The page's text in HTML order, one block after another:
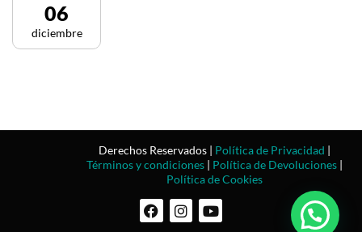
06
diciembre
Derechos Reservados | Política de Privacidad |
Términos y condiciones | Política de Devoluciones |
Política de Cookies